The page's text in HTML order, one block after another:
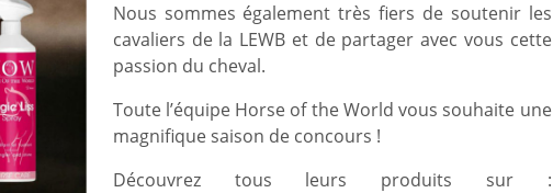
Nous sommes également très fiers de soutenir les
cavaliers de la LEWB et de partager avec vous cette
passion du cheval.
Toute l’équipe Horse of the World vous souhaite une
magnifique saison de concours !
Découvrez tous leurs produits sur :